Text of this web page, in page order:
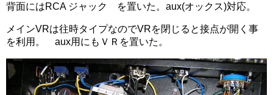
背面にはRCA ジャック を置いた。aux(オックス)対応。
メインVRは往時タイプなのでVRを閉じると接点が開く事
を利用。 aux用にもＶＲを置いた。